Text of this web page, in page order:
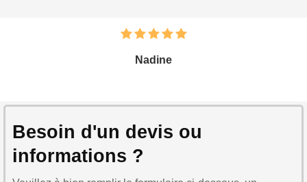
Nadine
Besoin d'un devis ou
informations ?